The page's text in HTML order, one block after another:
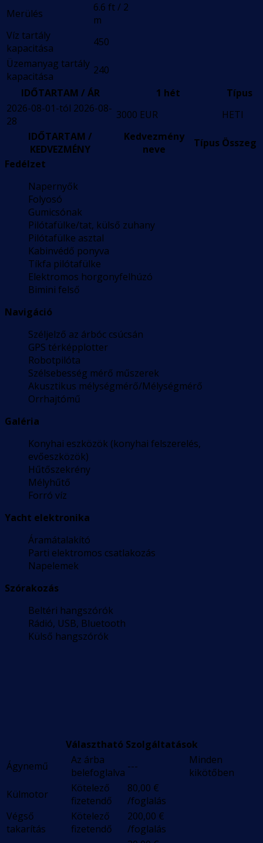
Merülés
6.6 ft / 2
m
Víz tartály
kapacitása
450
Üzemanyag tartály
kapacitása
240
IDŐTARTAM / ÁR
1 hét
Típus
2026-08-01-tól 2026-08-
28
3000 EUR
HETI
IDŐTARTAM /
KEDVEZMÉNY
Kedvezmény
neve
Típus Összeg
Fedélzet
Napernyők
Folyosó
Gumicsónak
Pilótafülke/tat, külső zuhany
Pilótafülke asztal
Kabinvédő ponyva
Tíkfa pilótafülke
Elektromos horgonyfelhúzó
Bimini felső
Navigáció
Széljelző az árbóc csúcsán
GPS térképplotter
Robotpilóta
Szélsebesség mérő műszerek
Akusztikus mélységmérő/Mélységmérő
Orrhajtómű
Galéria
Konyhai eszközök (konyhai felszerelés,
evőeszközök)
Hűtőszekrény
Mélyhűtő
Forró víz
Yacht elektronika
Áramátalakító
Parti elektromos csatlakozás
Napelemek
Szórakozás
Beltéri hangszórók
Rádió, USB, Bluetooth
Külső hangszórók
Választható Szolgáltatások
Ágynemű
Az árba
belefoglalva ---
Minden
kikötőben
Külmotor
Kötelező
fizetendő
80,00 €
/foglalás
Végső
takarítás
Kötelező
fizetendő
200,00 €
/foglalás